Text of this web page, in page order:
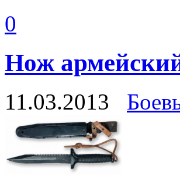
0
Нож
11.03.2013